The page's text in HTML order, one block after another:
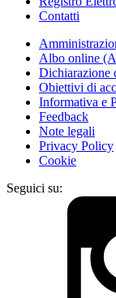
Contatti
Albo online
Dichiarazione
Obiettivi di
Informativa e
Feedback
Note legali
Privacy Policy
Cookie
Seguici su: